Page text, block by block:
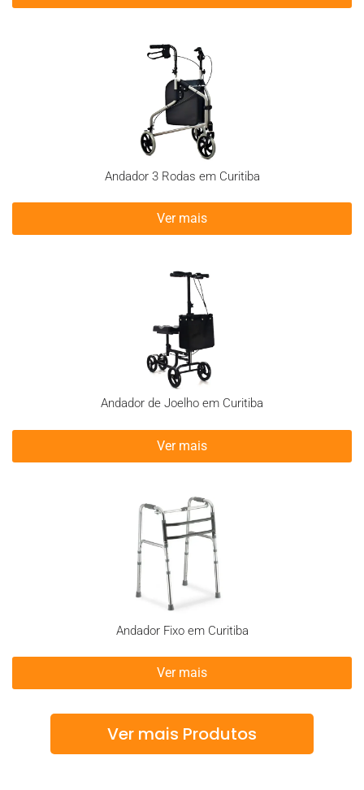
Andador 3 Rodas em Curitiba
Ver mais
Andador de Joelho em Curitiba
Ver mais
Andador Fixo em Curitiba
Ver mais
Ver mais Produtos